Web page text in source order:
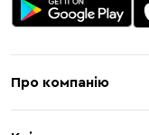
Про компанію